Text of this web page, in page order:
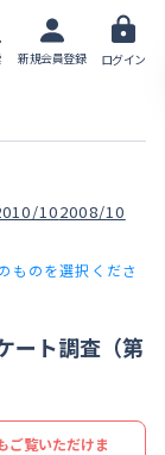
新規会員登録 ログイン
102008/10
ものを選択くださ
ート調査（第
ご覧いただけま